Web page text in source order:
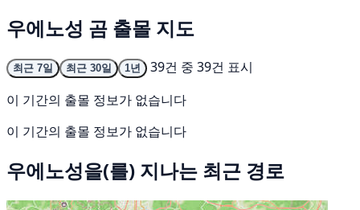
우에노성 곰 출몰 지도
최근 7일 최근 30일 1년
39건 중 39건 표시
이 기간의 출몰 정보가 없습니다
이 기간의 출몰 정보가 없습니다
우에노성을(를) 지나는 최근 경로